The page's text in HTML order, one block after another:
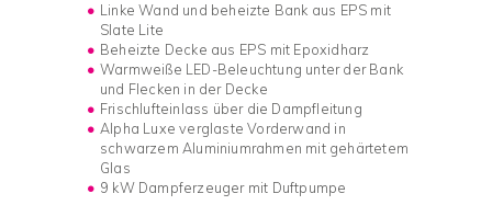
Linke Wand und beheizte Bank aus EPS mit
Slate Lite
Beheizte Decke aus EPS mit Epoxidharz
Warmweiße LED-Beleuchtung unter der Bank
und Flecken in der Decke
Frischlufteinlass über die Dampfleitung
Alpha Luxe verglaste Vorderwand in
schwarzem Aluminiumrahmen mit gehärtetem
Glas
9 kW Dampferzeuger mit Duftpumpe